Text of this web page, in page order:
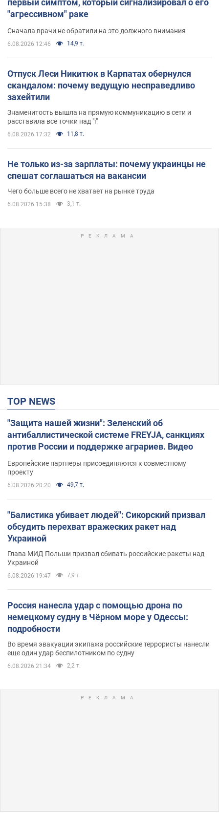
"агрессивном" раке
Сначала врачи не обратили на это должного внимания
6.08.2026 12:46 14,9 т.
Отпуск Леси Никитюк в Карпатах обернулся
скандалом: почему ведущую несправедливо
захейтили
Знаменитость вышла на прямую коммуникацию в сети и
расставила все точки над "i"
6.08.2026 17:32 11,8 т.
Не только из-за зарплаты: почему украинцы не
спешат соглашаться на вакансии
Чего больше всего не хватает на рынке труда
6.08.2026 15:38 3,1 т.
TOP NEWS
"Защита нашей жизни": Зеленский об
антибаллистической системе FREYJA, санкциях
против России и поддержке аграриев. Видео
Европейские партнеры присоединяются к совместному
проекту
6.08.2026 20:20 49,7 т.
"Балистика убивает людей": Сикорский призвал
обсудить перехват вражеских ракет над
Украиной
Глава МИД Польши призвал сбивать российские ракеты над
Украиной
6.08.2026 19:47 7,9 т.
Россия нанесла удар с помощью дрона по
немецкому судну в Чёрном море у Одессы:
подробности
Во время эвакуации экипажа российские террористы нанесли
еще один удар беспилотником по судну
6.08.2026 21:34 2,2 т.